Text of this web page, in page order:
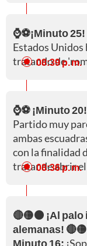
⌚⚽¡Minuto 25!
Estados Unidos
tratando de
08:39 p. m.
⌚⚽ ¡Minuto
Partido muy
ambas
con la finalidad
tratar de abrir
08:36 p. m.
🔴🟡⚫ ¡Al
alemanas!
Minuto 16: